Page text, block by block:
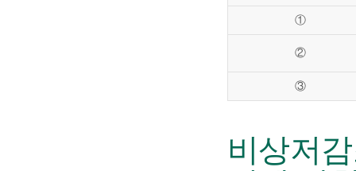
①
②
③
비상저